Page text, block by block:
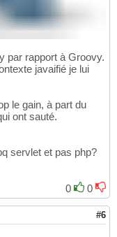
par rapport à Groovy.
javaifié je lui
le gain, à part du
ont sauté.
servlet et pas php?
0
0
#6